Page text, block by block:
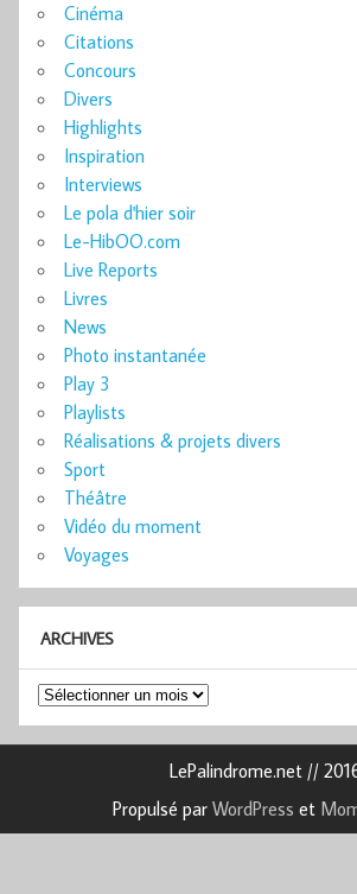
Cinéma
Citations
Concours
Divers
Highlights
Inspiration
Interviews
Le pola d'hier soir
Le-HibOO.com
Live Reports
Livres
News
Photo instantanée
Play 3
Playlists
Réalisations & projets divers
Sport
Théâtre
Vidéo du moment
Voyages
ARCHIVES
Archives
LePalindrome.net //
Propulsé par WordPress et